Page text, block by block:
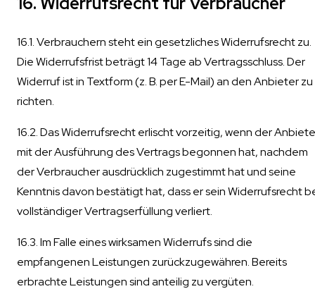
16.1. Verbrauchern steht ein gesetzliches Widerrufsrecht zu.
Die Widerrufsfrist beträgt 14 Tage ab Vertragsschluss. Der
Widerruf ist in Textform (z. B. per E-Mail) an den Anbieter zu
richten.
16.2. Das Widerrufsrecht erlischt vorzeitig, wenn der
mit der Ausführung des Vertrags begonnen hat, nachdem
der Verbraucher ausdrücklich zugestimmt hat und seine
Kenntnis davon bestätigt hat, dass er sein Widerrufsrecht
vollständiger Vertragserfüllung verliert.
16.3. Im Falle eines wirksamen Widerrufs sind die
empfangenen Leistungen zurückzugewähren. Bereits
erbrachte Leistungen sind anteilig zu vergüten.